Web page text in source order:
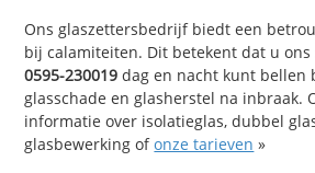
Ons glaszettersbedrijf biedt een
bij calamiteiten. Dit betekent dat u ons
0595-230019 dag en nacht kunt bellen
glasschade en glasherstel na inbraak.
informatie over isolatieglas, dubbel
glasbewerking ofonze tarieven »